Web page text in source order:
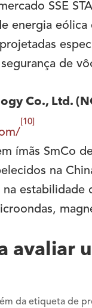
SSE
energia
de
Co., Ltd.
[10]
ímãs SmCo
na
estabilidade
avaliar
da etiqueta de